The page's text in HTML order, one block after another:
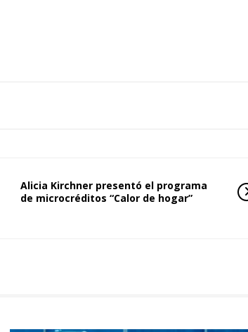
Alicia Kirchner presentó el programa
de microcréditos “Calor de hogar”